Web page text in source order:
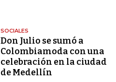
SOCIALES
Don Julio se sumó a
Colombiamoda con una
celebración en la ciudad
de Medellín